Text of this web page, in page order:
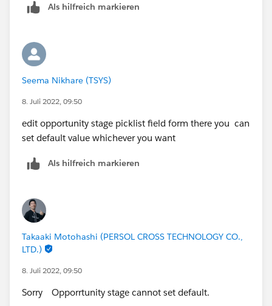
Als hilfreich markieren
Seema Nikhare (TSYS)
8. Juli 2022, 09:50
edit opportunity stage picklist field form there you can
set default value whichever you want
Als hilfreich markieren
Takaaki Motohashi (PERSOL CROSS TECHNOLOGY CO.,
LTD.)
8. Juli 2022, 09:50
Sorry Opporrtunity stage cannot set default.